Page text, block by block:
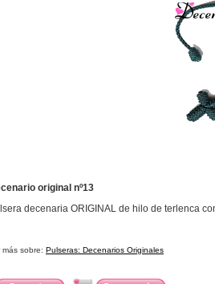
original nº13
decenaria ORIGINAL de hilo de terlenca
más sobre: Pulseras: Decenarios Originales